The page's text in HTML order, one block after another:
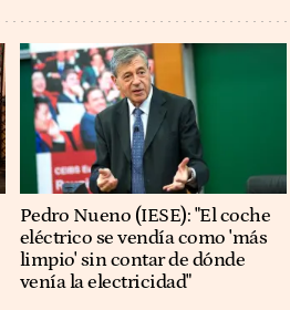
Pedro Nueno (IESE): "El coche
eléctrico se vendía como 'más
limpio' sin contar de dónde
venía la electricidad"